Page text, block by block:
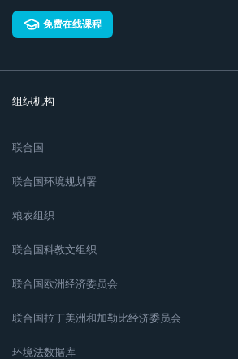
免费在线课程
组织机构
联合国
联合国环境规划署
粮农组织
联合国科教文组织
联合国欧洲经济委员会
联合国拉丁美洲和加勒比经济委员会
环境法数据库